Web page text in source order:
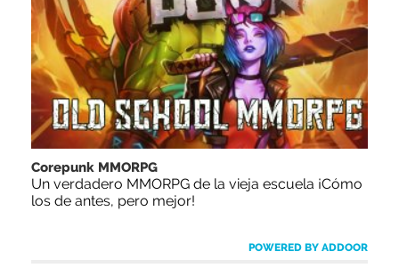
Corepunk MMORPG
Un verdadero MMORPG de la vieja escuela ¡Cómo
los de antes, pero mejor!
POWERED BY ADDOOR